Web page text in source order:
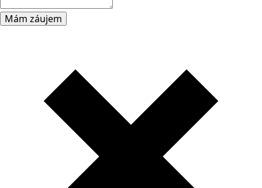
Mám záujem